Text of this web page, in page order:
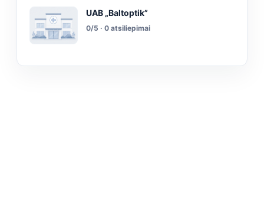
UAB „Baltoptik”
0/5 · 0 atsiliepimai